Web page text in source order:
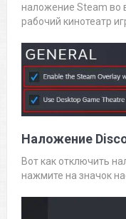
наложение Steam во
рабочий кинотеатр
Наложение
Вот как отключить
нажмите на значок